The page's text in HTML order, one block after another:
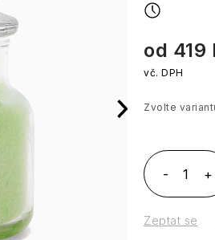
od 419
Zvolte
Zeptat se